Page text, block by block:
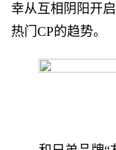
幸从互相阴阳开
热门CP的趋势。